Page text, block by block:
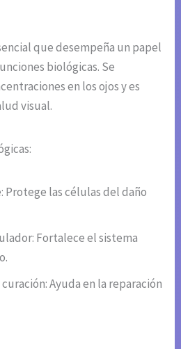
que desempeña un papel
biológicas. Se
en los ojos y es
visual.
Protege las células del daño
Fortalece el sistema
Ayuda en la reparación